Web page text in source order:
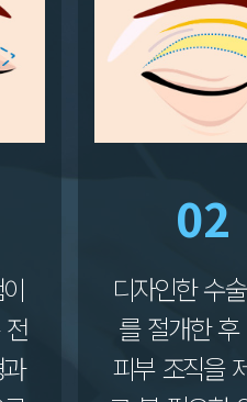
02
디자인한 수
를 절개한 후
피부 조직을